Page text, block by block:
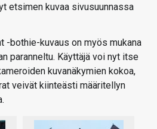
etsimen kuvaa sivusuunnassa
-bothie-kuvaus on myös mukana
paranneltu. Käyttäjä voi nyt itse
kuvanäkymien kokoa,
veivät kiinteästi määritellyn